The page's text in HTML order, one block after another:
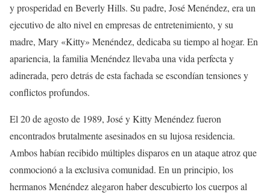
y prosperidad en Beverly Hills. Su padre, José Menéndez, era un
ejecutivo de alto nivel en empresas de entretenimiento, y su
madre, Mary «Kitty» Menéndez, dedicaba su tiempo al hogar. En
apariencia, la familia Menéndez llevaba una vida perfecta y
adinerada, pero detrás de esta fachada se escondían tensiones y
conflictos profundos.
El 20 de agosto de 1989, José y Kitty Menéndez fueron
encontrados brutalmente asesinados en su lujosa residencia.
Ambos habían recibido múltiples disparos en un ataque atroz que
conmocionó a la exclusiva comunidad. En un principio, los
hermanos Menéndez alegaron haber descubierto los cuerpos al